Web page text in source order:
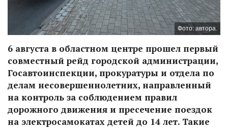
Фото: автора.
6 августа в областном центре прошел первый
совместный рейд городской администрации,
Госавтоинспекции, прокуратуры и отдела по
делам несовершеннолетних, направленный
на контроль за соблюдением правил
дорожного движения и пресечение поездок
на электросамокатах детей до 14 лет. Такие